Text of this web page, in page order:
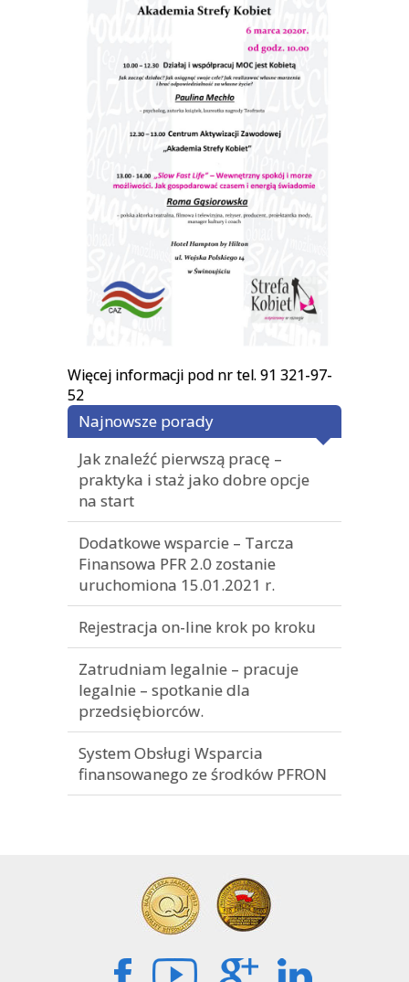
Więcej informacji pod nr tel. 91 321-97-
52
Najnowsze porady
Jak znaleźć pierwszą pracę –
praktyka i staż jako dobre opcje
na start
Dodatkowe wsparcie – Tarcza
Finansowa PFR 2.0 zostanie
uruchomiona 15.01.2021 r.
Rejestracja on-line krok po kroku
Zatrudniam legalnie – pracuje
legalnie – spotkanie dla
przedsiębiorców.
System Obsługi Wsparcia
finansowanego ze środków PFRON